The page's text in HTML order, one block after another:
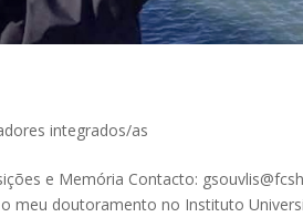
integrados/as
e Memória Contacto:
meu doutoramento no Instituto